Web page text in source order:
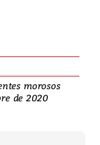
morosos
de 2020